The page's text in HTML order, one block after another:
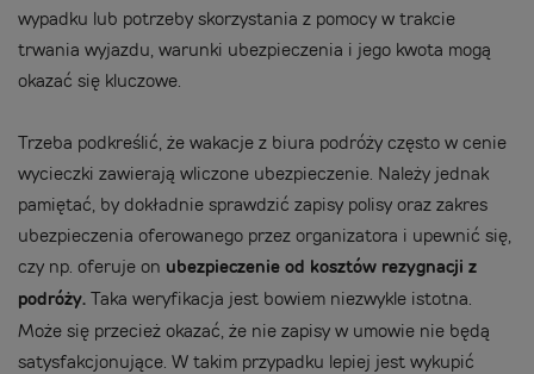
wypadku lub potrzeby skorzystania z pomocy w trakcie
trwania wyjazdu, warunki ubezpieczenia i jego kwota mogą
okazać się kluczowe.
Trzeba podkreślić, że wakacje z biura podróży często w cenie
wycieczki zawierają wliczone ubezpieczenie. Należy jednak
pamiętać, by dokładnie sprawdzić zapisy polisy oraz zakres
ubezpieczenia oferowanego przez organizatora i upewnić się,
czy np. oferuje on ubezpieczenie od kosztów rezygnacji z
podróży. Taka weryfikacja jest bowiem niezwykle istotna.
Może się przecież okazać, że nie zapisy w umowie nie będą
satysfakcjonujące. W takim przypadku lepiej jest wykupić